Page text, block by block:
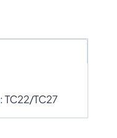
TC27